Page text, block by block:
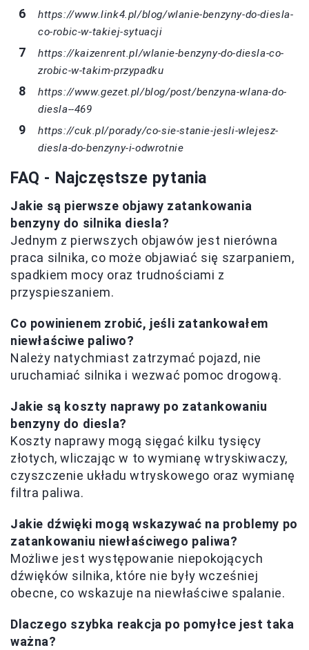
https://www.link4.pl/blog/wlanie-benzyny-do-diesla-
co-robic-w-takiej-sytuacji
https://kaizenrent.pl/wlanie-benzyny-do-diesla-co-
zrobic-w-takim-przypadku
https://www.gezet.pl/blog/post/benzyna-wlana-do-
diesla--469
https://cuk.pl/porady/co-sie-stanie-jesli-wlejesz-
diesla-do-benzyny-i-odwrotnie
FAQ - Najczęstsze pytania
Jakie są pierwsze objawy zatankowania
benzyny do silnika diesla?
Jednym z pierwszych objawów jest nierówna
praca silnika, co może objawiać się szarpaniem,
spadkiem mocy oraz trudnościami z
przyspieszaniem.
Co powinienem zrobić, jeśli zatankowałem
niewłaściwe paliwo?
Należy natychmiast zatrzymać pojazd, nie
uruchamiać silnika i wezwać pomoc drogową.
Jakie są koszty naprawy po zatankowaniu
benzyny do diesla?
Koszty naprawy mogą sięgać kilku tysięcy
złotych, wliczając w to wymianę wtryskiwaczy,
czyszczenie układu wtryskowego oraz wymianę
filtra paliwa.
Jakie dźwięki mogą wskazywać na problemy po
zatankowaniu niewłaściwego paliwa?
Możliwe jest występowanie niepokojących
dźwięków silnika, które nie były wcześniej
obecne, co wskazuje na niewłaściwe spalanie.
Dlaczego szybka reakcja po pomyłce jest taka
ważna?